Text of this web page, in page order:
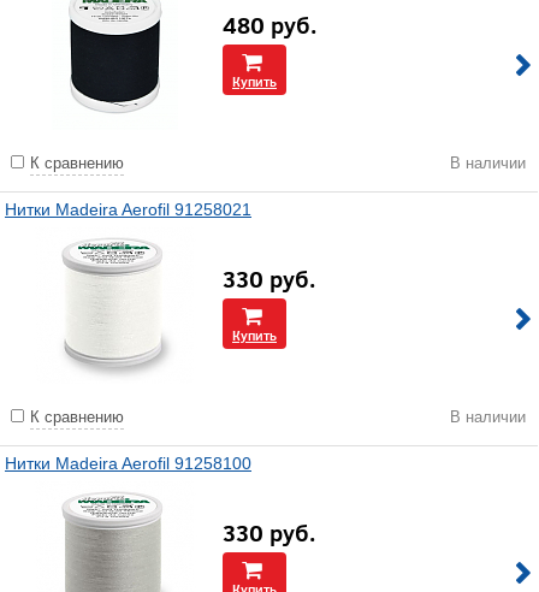
480 руб.
Купить
К сравнению В наличии
Нитки Madeira Aerofil 91258021
330 руб.
Купить
К сравнению В наличии
Нитки Madeira Aerofil 91258100
330 руб.